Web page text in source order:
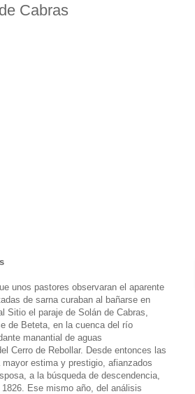
Cabras
unos pastores observaran el aparente
de sarna curaban al bañarse en
Sitio el paraje de Solán de Cabras,
de Beteta, en la cuenca del río
manantial de aguas
Cerro de Rebollar. Desde entonces las
estima y prestigio, afianzados
a la búsqueda de descendencia,
Ese mismo año, del análisis